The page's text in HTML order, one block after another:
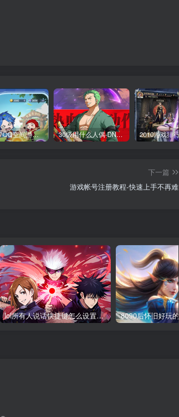
3101887QQ空间游戏专区-海量小游戏免费玩 30级用什么人偶-DNF新手升级人偶选择指南
下一篇
游戏帐号注册教程-快速上手不再难
lol所有人说话快捷键怎么设置_英雄联盟聊天按键教学